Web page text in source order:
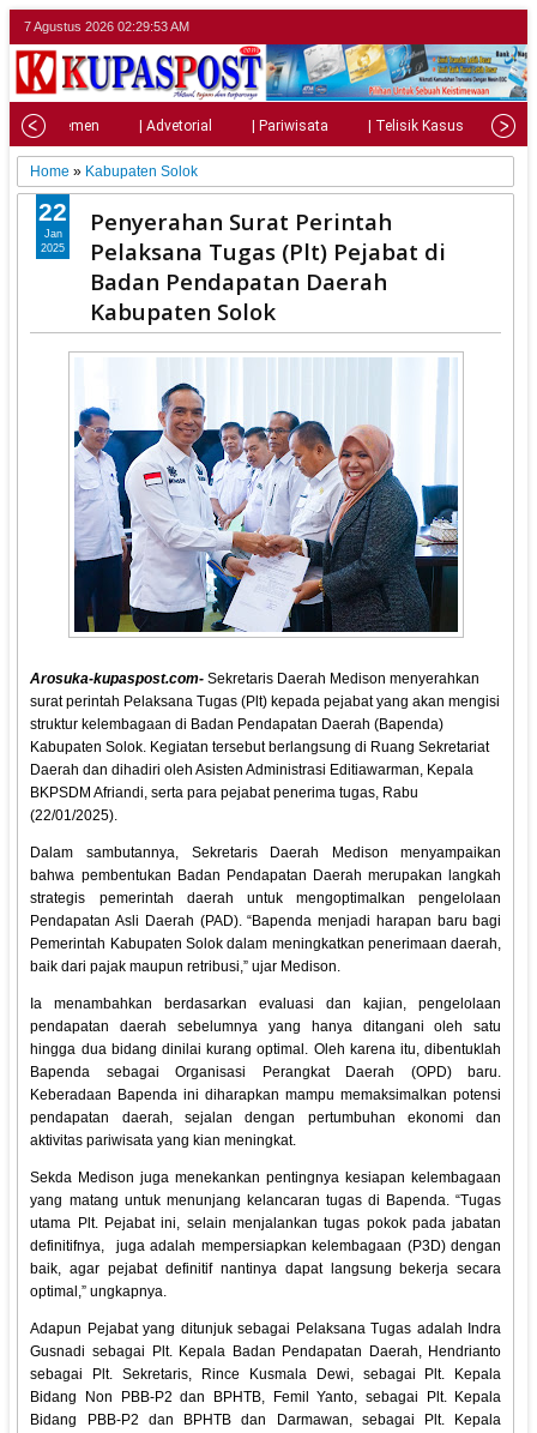
7 Agustus 2026 02:29:55 AM
| Parlemen | Advetorial | Pariwisata | Telisik Kasus |
Home » Kabupaten Solok
Penyerahan Surat Perintah
Pelaksana Tugas (Plt) Pejabat di
Badan Pendapatan Daerah
Kabupaten Solok
Arosuka-kupaspost.com- Sekretaris Daerah Medison menyerahkan
surat perintah Pelaksana Tugas (Plt) kepada pejabat yang akan mengisi
struktur kelembagaan di Badan Pendapatan Daerah (Bapenda)
Kabupaten Solok. Kegiatan tersebut berlangsung di Ruang Sekretariat
Daerah dan dihadiri oleh Asisten Administrasi Editiawarman, Kepala
BKPSDM Afriandi, serta para pejabat penerima tugas, Rabu
(22/01/2025).
Dalam sambutannya, Sekretaris Daerah Medison menyampaikan
bahwa pembentukan Badan Pendapatan Daerah merupakan langkah
strategis pemerintah daerah untuk mengoptimalkan pengelolaan
Pendapatan Asli Daerah (PAD). “Bapenda menjadi harapan baru bagi
Pemerintah Kabupaten Solok dalam meningkatkan penerimaan daerah,
baik dari pajak maupun retribusi,” ujar Medison.
Ia menambahkan berdasarkan evaluasi dan kajian, pengelolaan
pendapatan daerah sebelumnya yang hanya ditangani oleh satu
hingga dua bidang dinilai kurang optimal. Oleh karena itu, dibentuklah
Bapenda sebagai Organisasi Perangkat Daerah (OPD) baru.
Keberadaan Bapenda ini diharapkan mampu memaksimalkan potensi
pendapatan daerah, sejalan dengan pertumbuhan ekonomi dan
aktivitas pariwisata yang kian meningkat.
Sekda Medison juga menekankan pentingnya kesiapan kelembagaan
yang matang untuk menunjang kelancaran tugas di Bapenda. “Tugas
utama Plt. Pejabat ini, selain menjalankan tugas pokok pada jabatan
definitifnya, juga adalah mempersiapkan kelembagaan (P3D) dengan
baik, agar pejabat definitif nantinya dapat langsung bekerja secara
optimal,” ungkapnya.
Adapun Pejabat yang ditunjuk sebagai Pelaksana Tugas adalah Indra
Gusnadi sebagai Plt. Kepala Badan Pendapatan Daerah, Hendrianto
sebagai Plt. Sekretaris, Rince Kusmala Dewi, sebagai Plt. Kepala
Bidang Non PBB-P2 dan BPHTB, Femil Yanto, sebagai Plt. Kepala
Bidang PBB-P2 dan BPHTB dan Darmawan, sebagai Plt. Kepala
22
Jan
2025